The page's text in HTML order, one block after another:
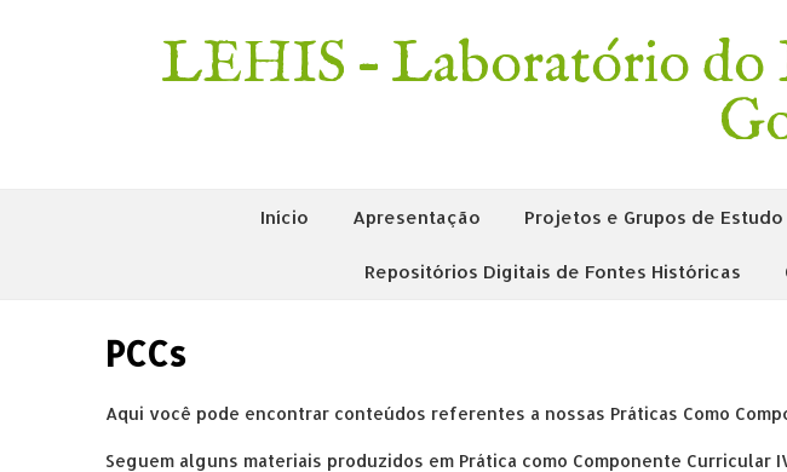
LEHIS – Laboratório do
Início Apresentação Projetos e Grupos de Estudo
Repositórios Digitais de Fontes Históricas
PCCs
Aqui você pode encontrar conteúdos referentes a nossas Práticas Como
Seguem alguns materiais produzidos em Prática como Componente Curricular